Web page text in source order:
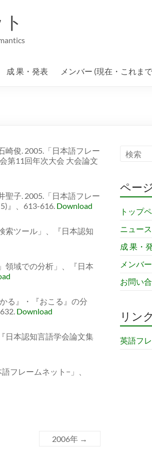
成 果・発表 メンバー (現在・これまで
崎俊. 2005.「日本語フレー
第11回年次大会 大会論文
聖子. 2005.「日本語フレー
』、613-616. Download
索ツール」、『日本認知
領域での分析」、『日本
る』・『おこる』の分
Download
日本認知言語学会論文集
フレームネット−」、
2006年 →
ペー
トップ
ニュース
成 果・
メンバ
お問い
リンク
英語フ